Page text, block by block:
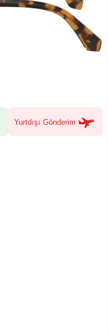
Yurtdışı Gönderim